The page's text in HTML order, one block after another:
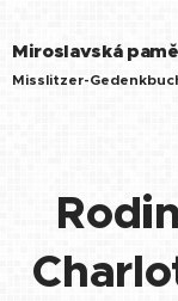
Miroslavská
Misslitzer-